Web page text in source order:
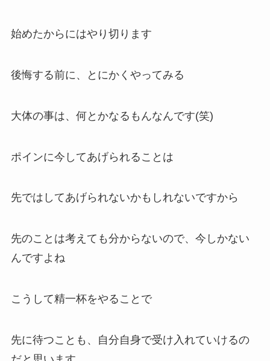
始めたからにはやり切ります
後悔する前に、とにかくやってみる
大体の事は、何とかなるもんなんです(笑)
ポインに今してあげられることは
先ではしてあげられないかもしれないですから
先のことは考えても分からないので、今しかない
んですよね
こうして精一杯をやることで
先に待つことも、自分自身で受け入れていけるの